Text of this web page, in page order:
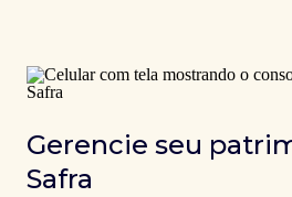
Gerencie seu
Safra